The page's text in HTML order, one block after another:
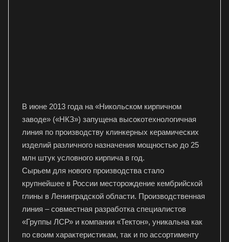
В июне 2013 года на «Никольском кирпичном
заводе» («НКЗ») запущена высокотехнологичная
линия по производству клинкерных керамических
изделий различного назначения мощностью до 25
млн штук условного кирпича в год.
Сырьем для нового производства стало
крупнейшее в России месторождение кембрийской
глины в Ленинградской области. Производственная
линия – совместная разработка специалистов
«Группы ЛСР» и компании «Тектон», уникальна как
по своим характеристикам, так и по ассортименту